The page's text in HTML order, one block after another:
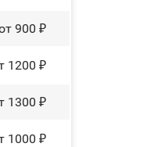
900 ₽
1200 ₽
1300 ₽
1000 ₽